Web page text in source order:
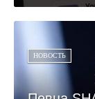
НОВОСТЬ